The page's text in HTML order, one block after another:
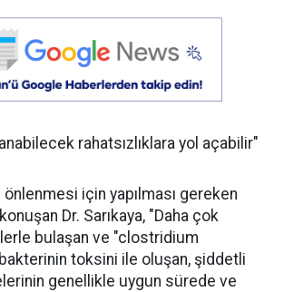
rahatsızlıklara yol açabilir"
için yapılması gereken
Dr. Sarıkaya, "Daha çok
bulaşan ve "clostridium
toksini ile oluşan, şiddetli
genellikle uygun sürede ve